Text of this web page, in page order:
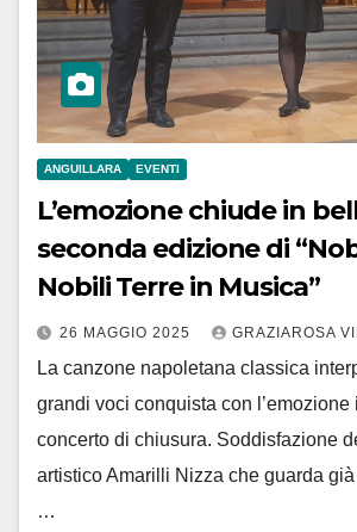
ANGUILLARA EVENTI
L’emozione chiude in
seconda edizione di
Nobili Terre in Musica”
26 MAGGIO 2025 GRAZIAROSA
La canzone napoletana classica
grandi voci conquista con l’emozione
concerto di chiusura. Soddisfazione
artistico Amarilli Nizza che guarda
…